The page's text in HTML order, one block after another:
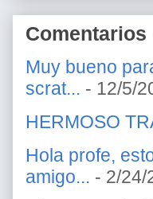
Comentarios
Muy bueno
scrat... - 12/5/
HERMOSO
Hola profe,
amigo... - 2/24/